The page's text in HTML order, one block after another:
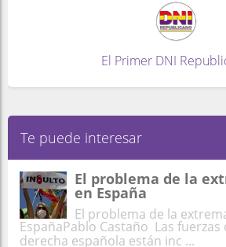
El Primer DNI
Te puede interesar
El problema de la
en España
El problema de la
EspañaPablo Castaño Las fuerzas
derecha española están inc ...